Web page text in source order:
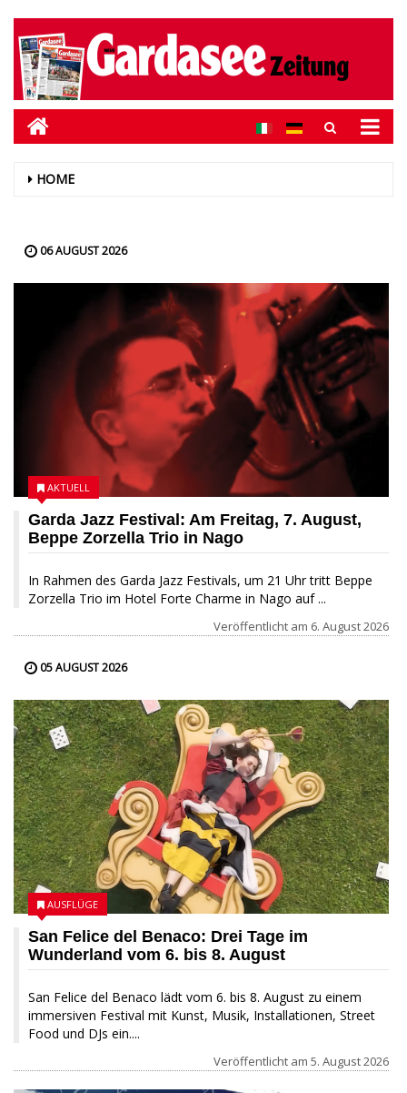
HOME
06 AUGUST 2026
Garda Jazz Festival: Am Freitag, 7. August,
Beppe Zorzella Trio in Nago
In Rahmen des Garda Jazz Festivals, um 21 Uhr tritt Beppe
Zorzella Trio im Hotel Forte Charme in Nago auf ...
AKTUELL
Veröffentlicht am 6. August 2026
05 AUGUST 2026
San Felice del Benaco: Drei Tage im
Wunderland vom 6. bis 8. August
San Felice del Benaco lädt vom 6. bis 8. August zu einem
immersiven Festival mit Kunst, Musik, Installationen, Street
Food und DJs ein....
AUSFLÜGE
Veröffentlicht am 5. August 2026